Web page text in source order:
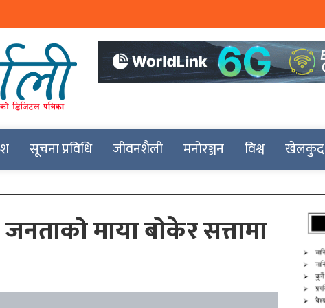
सूचना प्रविधि जीवनशैली मनोरञ्जन विश्व खेलकुद
माया बोकेर सत्तामा